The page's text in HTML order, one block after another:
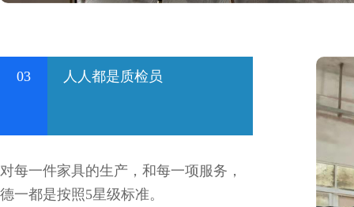
03 人人都是质检员
对每一件家具的生产，和每一项服务，
德一都是按照5星级标准。